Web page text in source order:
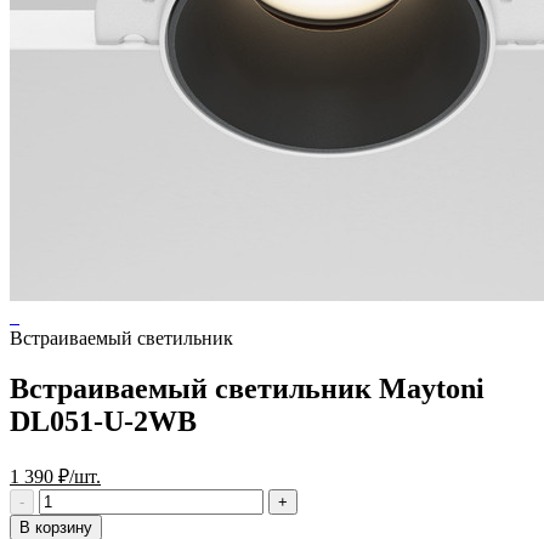
Встраиваемый светильник
Встраиваемый светильник Maytoni
DL051-U-2WB
1 390 ₽/шт.
В корзину